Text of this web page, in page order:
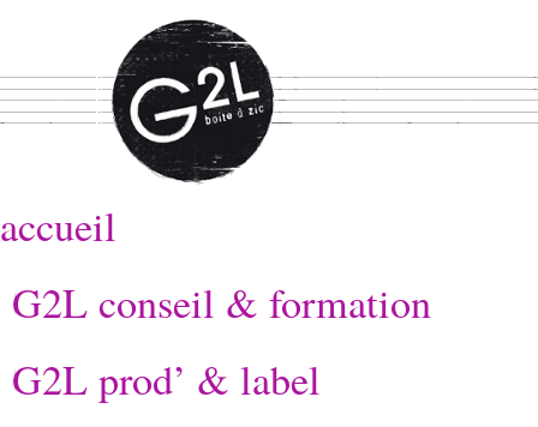
accueil
G2L conseil & formation
G2L prod’ & label